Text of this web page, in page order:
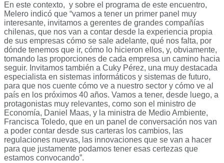
En este contexto, y sobre el programa de este encuentro,
Melero indicó que “vamos a tener un primer panel muy
interesante, invitamos a gerentes de grandes compañías
chilenas, que nos van a contar desde la experiencia propia
de sus empresas cómo se sale adelante, qué nos falta, por
dónde tenemos que ir, cómo lo hicieron ellos, y, obviamente,
tomando las proporciones de cada empresa un camino hacia
seguir. Invitamos también a Cuky Pérez, una muy destacada
especialista en sistemas informáticos y sistemas de futuro,
para que nos cuente cómo ve a nuestro sector y cómo ve al
país en los próximos 40 años. Vamos a tener, desde luego, a
protagonistas muy relevantes, como son el ministro de
Economía, Daniel Maas, y la ministra de Medio Ambiente,
Francisca Toledo, que en un panel de conversación nos van
a poder contar desde sus carteras los cambios, las
regulaciones nuevas, las innovaciones que se van a hacer
para que justamente podamos tener esas certezas que
estamos convocando”.